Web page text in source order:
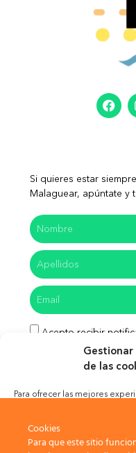
de las
Para ofrecer las mejores
como el comportamiento de
en este sitio. No consentir o
Si quieres estar
Malaguear, apúntate y
Acepto recibir
He leído y acepto
Cookies
Para que este sitio